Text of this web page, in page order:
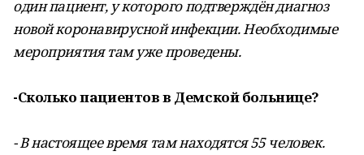
один пациент, у которого подтверждён диагноз
новой коронавирусной инфекции. Необходимые
мероприятия там уже проведены.
-Сколько пациентов в Демской больнице?
- В настоящее время там находятся 55 человек.